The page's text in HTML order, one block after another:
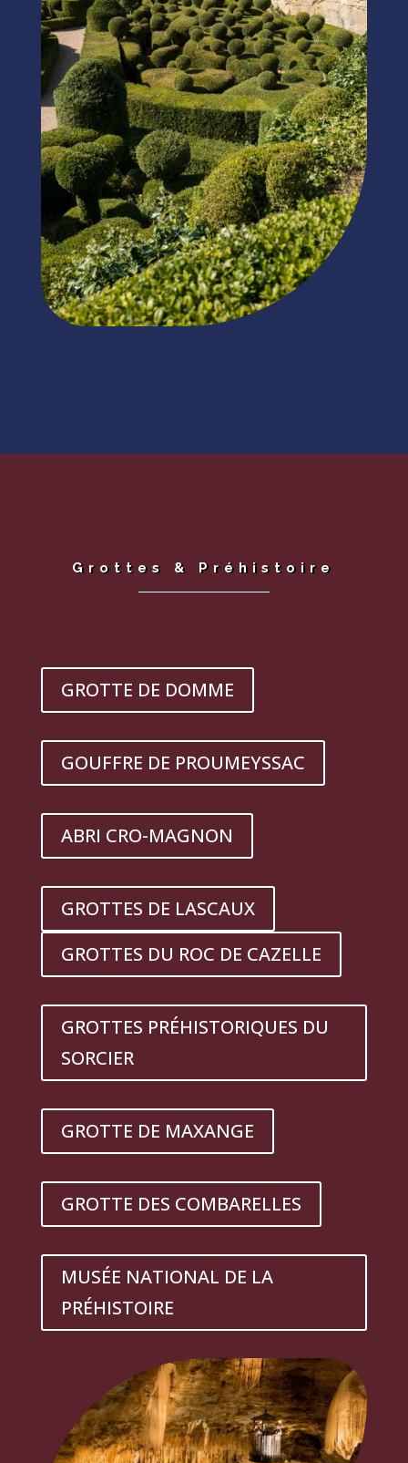
Grottes & Préhistoire
GROTTES DU ROC DE CAZELLE
GROTTES PRÉHISTORIQUES DU
SORCIER
GROTTE DE MAXANGE
GROTTE DES COMBARELLES
MUSÉE NATIONAL DE LA
PRÉHISTOIRE
GROTTE DE DOMME
GOUFFRE DE PROUMEYSSAC
ABRI CRO-MAGNON
GROTTES DE LASCAUX